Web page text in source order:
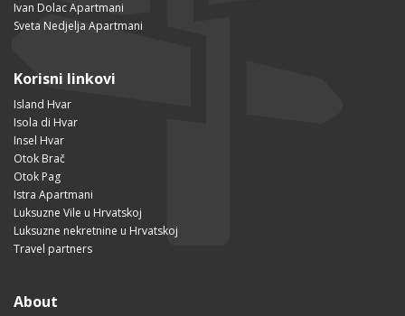
Ivan Dolac Apartmani
Sveta Nedjelja Apartmani
Korisni linkovi
Island Hvar
Isola di Hvar
Insel Hvar
Otok Brač
Otok Pag
Istra Apartmani
Luksuzne Vile u Hrvatskoj
Luksuzne nekretnine u Hrvatskoj
Travel partners
About